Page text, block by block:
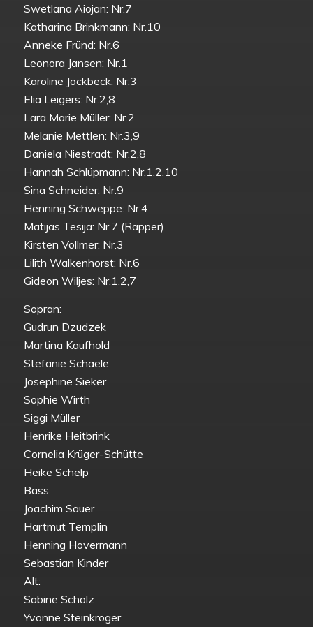
Swetlana Aiojan: Nr.7
Katharina Brinkmann: Nr.10
Anneke Fründ: Nr.6
Leonora Jansen: Nr.1
Karoline Jockbeck: Nr.3
Elia Leigers: Nr.2,8
Lara Marie Müller: Nr.2
Melanie Mettlen: Nr.3,9
Daniela Niestradt: Nr.2,8
Hannah Schlüpmann: Nr.1,2,10
Sina Schneider: Nr.9
Henning Schweppe: Nr.4
Matijas Tesija: Nr.7 (Rapper)
Kirsten Vollmer: Nr.3
Lilith Walkenhorst: Nr.6
Gideon Wiljes: Nr.1,2,7
Sopran:
Gudrun Dzudzek
Martina Kaufhold
Stefanie Schaele
Josephine Sieker
Sophie Wirth
Siggi Müller
Henrike Heitbrink
Cornelia Krüger-Schütte
Heike Schelp
Bass:
Joachim Sauer
Hartmut Templin
Henning Hovermann
Sebastian Kinder
Alt:
Sabine Scholz
Yvonne Steinkröger